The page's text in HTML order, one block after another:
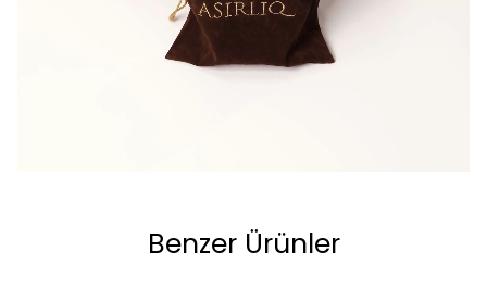
Benzer Ürünler